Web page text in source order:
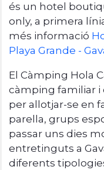
és un hotel
only, a primera
més informació
Playa Grande -
El Càmping Hola
càmping familiar i
per allotjar-se en
parella, grups
passar uns dies
entretinguts a
diferents